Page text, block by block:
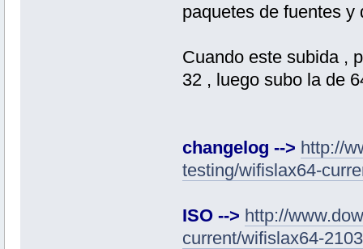
paquetes de fuentes
Cuando este subida ,
32 , luego subo la de
changelog --> http://
testing/wifislax64-
ISO --> http://
current/wifislax64-